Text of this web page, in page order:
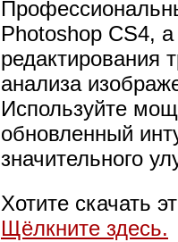
Photoshop CS4,
редактирования
анализа
Используйте
обновленный
значительного
Хотите скачать
Щёлкните здесь.